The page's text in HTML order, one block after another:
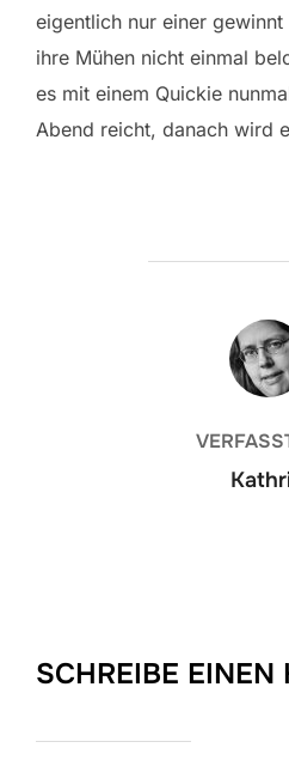
eigentlich nur einer
ihre Mühen nicht einmal
es mit einem Quickie
Abend reicht, danach wird
SCHREIBE EINEN